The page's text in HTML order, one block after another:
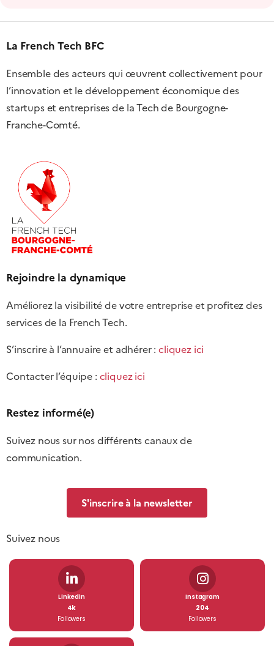
La French Tech BFC
Ensemble des acteurs qui œuvrent collectivement pour
l’innovation et le développement économique des
startups et entreprises de la Tech de Bourgogne-
Franche-Comté.
Rejoindre la dynamique
Améliorez la visibilité de votre entreprise et profitez des
services de la French Tech.
S’inscrire à l’annuaire et adhérer :cliquez ici
Contacter l’équipe : cliquez ici
Restez informé(e)
Suivez nous sur nos différents canaux de
communication.
S'inscrire à la newsletter
Suivez nous
Linkedin
4k
Followers
Instagram
204
Followers